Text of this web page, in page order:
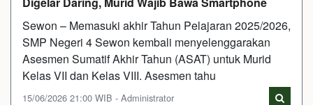
Sewon – Memasuki akhir Tahun Pelajaran 2025/2026,
SMP Negeri 4 Sewon kembali menyelenggarakan
Asesmen Sumatif Akhir Tahun (ASAT) untuk Murid
Kelas VII dan Kelas VIII. Asesmen tahu
15/06/2026 21:00 WIB - Administrator